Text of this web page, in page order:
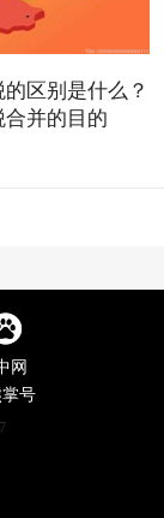
区别是什么？
并的目的
网
号